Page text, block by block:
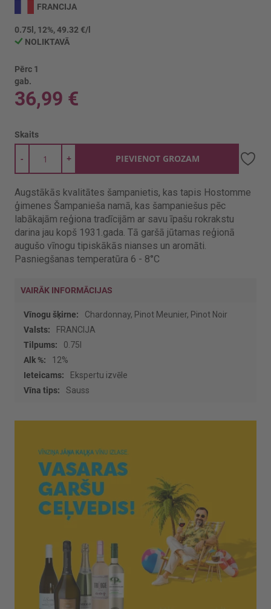
FRANCIJA
0.75l, 12%, 49.32 €/l
NOLIKTAVĀ
Pērc 1
gab.
36,99 €
Skaits
+
- PIEVIENOT GROZAM
Augstākās kvalitātes šampanietis, kas tapis Hostomme
ģimenes Šampanieša namā, kas šampaniešus pēc
labākajām reģiona tradīcijām ar savu īpašu rokrakstu
darina jau kopš 1931.gada. Tā garšā jūtamas reģionā
augušo vīnogu tipiskākās nianses un aromāti.
Pasniegšanas temperatūra 6 - 8°C
VAIRĀK INFORMĀCIJAS
Vairāk
informācijas
Chardonnay, Pinot Meunier, Pinot Noir
FRANCIJA
0.75l
12%
Ekspertu izvēle
Sauss